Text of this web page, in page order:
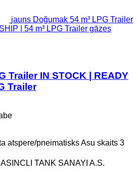
jauns Doğumak 54 m³ LPG Trailer
| 54 m³ LPG Trailer gāzes
Trailer IN STOCK | READY
Trailer
atspere/pneimatisksAsu skaits 3
TANK SANAYI A.S.